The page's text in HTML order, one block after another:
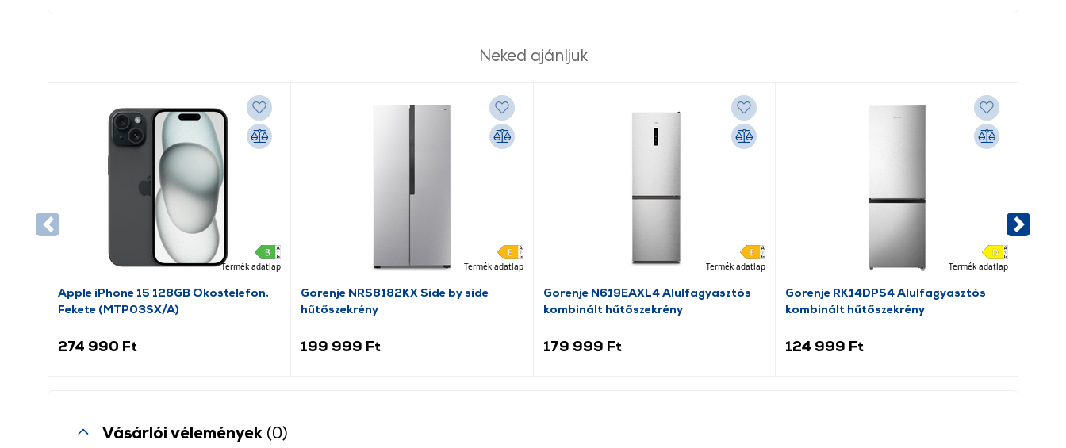
Neked ajánljuk
Termék adatlap
Apple iPhone 15 128GB Okostelefon,
Fekete (MTP03SX/A)
274 990 Ft
Termék adatlap
Gorenje NRS8182KX Side by side
hűtőszekrény
199 999 Ft
Termék adatlap
Gorenje N619EAXL4 Alulfagyasztós
kombinált hűtőszekrény
179 999 Ft
Termék adatlap
Gorenje RK14DPS4 Alulfagyasztós
kombinált hűtőszekrény
124 999 Ft
Vásárlói vélemények (0)